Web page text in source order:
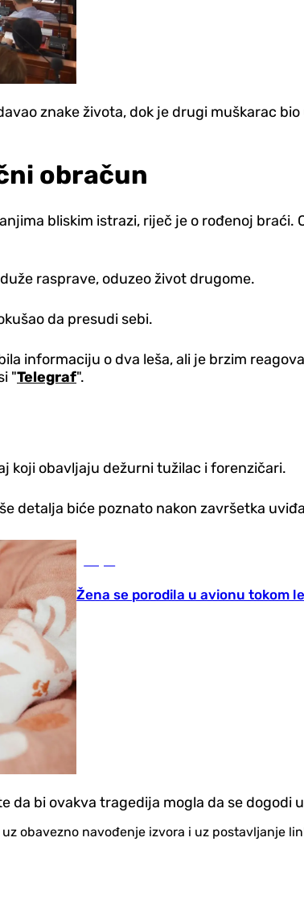
znake života, dok je drugi muškarac
obračun
bliskim istrazi, riječ je o rođenoj
rasprave, oduzeo život drugome.
da presudi sebi.
informaciju o dva leša, ali je brzim
"Telegraf".
koji obavljaju dežurni tužilac i forenzičari.
detalja biće poznato nakon završetka
Žena se porodila u avionu tokom
da bi ovakva tragedija mogla da se dogodi
obavezno navođenje izvora i uz postavljanje